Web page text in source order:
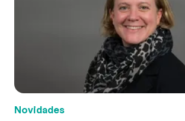
Novidades